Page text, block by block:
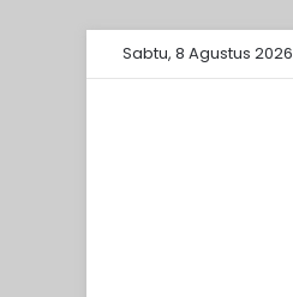
Sabtu, 8 Agustus 2026